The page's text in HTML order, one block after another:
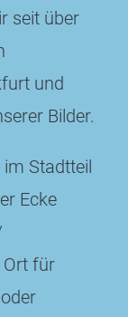
seit über
und
Bilder.
im Stadtteil
Ecke
Ort für